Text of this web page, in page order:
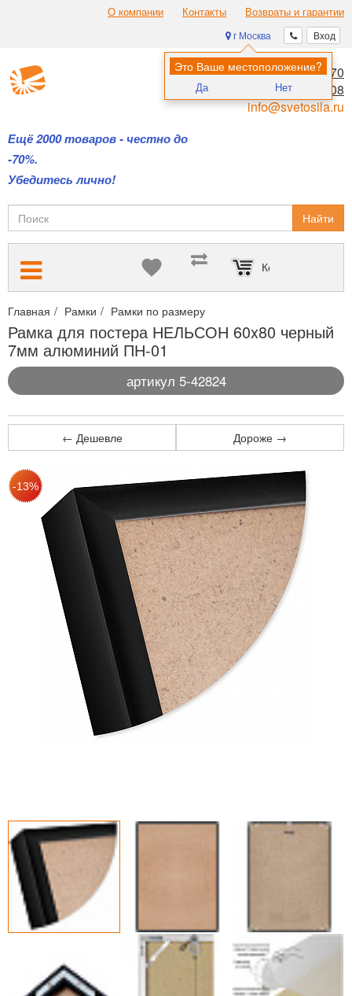
О компании Контакты Возвраты и гарантии
Вход
г Москва
Это Ваше местоположение?
Да Нет
Ещё 2000 товаров - честно до
-70%.
Убедитесь лично!
8 (495) 970-00-70
8 (800) 700-11-08
info@svetosila.ru
Найти
Корзина пуста
Главная Рамки Рамки по размеру
Рамка для постера НЕЛЬСОН 60x80 черный
7мм алюминий ПН-01
артикул 5-42824
← Дешевле Дороже →